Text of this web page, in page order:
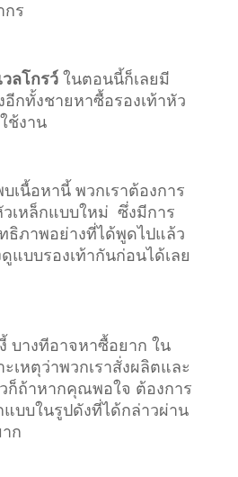
กร
ลโกรว์ ในตอนนี้ก็เลยมี
กทั้งชายหาซื้อรองเท้าหัว
ช้งาน
เนื้อหานี้ พวกเราต้องการ
วเหล็กแบบใหม่ ซึ่งมีการ
ธิภาพอย่างที่ได้พูดไปแล้ว
แบบรองเท้ากันก่อนได้เลย
บางทีอาจหาซื้อยาก ใน
เหตุว่าพวกเราสั่งผลิตและ
ก็ถ้าหากคุณพอใจ ต้องการ
แบบในรูปดังที่ได้กล่าวผ่าน
ก